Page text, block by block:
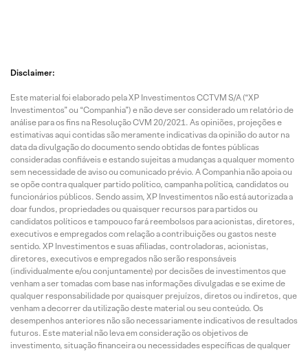
Disclaimer:
Este material foi elaborado pela XP Investimentos CCTVM S/A (“XP
Investimentos” ou “Companhia”) e não deve ser considerado um relatório de
análise para os fins na Resolução CVM 20/2021. As opiniões, projeções e
estimativas aqui contidas são meramente indicativas da opinião do autor na
data da divulgação do documento sendo obtidas de fontes públicas
consideradas confiáveis e estando sujeitas a mudanças a qualquer momento
sem necessidade de aviso ou comunicado prévio. A Companhia não apoia ou
se opõe contra qualquer partido político, campanha política, candidatos ou
funcionários públicos. Sendo assim, XP Investimentos não está autorizada a
doar fundos, propriedades ou quaisquer recursos para partidos ou
candidatos políticos e tampouco fará reembolsos para acionistas, diretores,
executivos e empregados com relação a contribuições ou gastos neste
sentido. XP Investimentos e suas afiliadas, controladoras, acionistas,
diretores, executivos e empregados não serão responsáveis
(individualmente e/ou conjuntamente) por decisões de investimentos que
venham a ser tomadas com base nas informações divulgadas e se exime de
qualquer responsabilidade por quaisquer prejuízos, diretos ou indiretos, que
venham a decorrer da utilização deste material ou seu conteúdo. Os
desempenhos anteriores não são necessariamente indicativos de resultados
futuros. Este material não leva em consideração os objetivos de
investimento, situação financeira ou necessidades específicas de qualquer